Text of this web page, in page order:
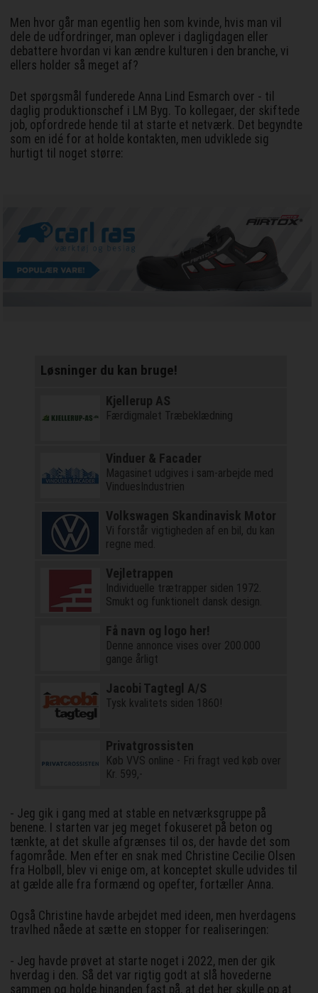
Men hvor går man egentlig hen som kvinde, hvis man vil
dele de udfordringer, man oplever i dagligdagen eller
debattere hvordan vi kan ændre kulturen i den branche, vi
ellers holder så meget af?
Det spørgsmål funderede Anna Lind Esmarch over - til
daglig produktionschef i LM Byg. To kollegaer, der skiftede
job, opfordrede hende til at starte et netværk. Det begyndte
som en idé for at holde kontakten, men udviklede sig
hurtigt til noget større:
Løsninger du kan bruge!
Kjellerup AS
Færdigmalet Træbeklædning
Vinduer & Facader
Magasinet udgives i sam-arbejde med
VinduesIndustrien
Volkswagen Skandinavisk Motor
Vi forstår vigtigheden af en bil, du kan
regne med.
Vejletrappen
Individuelle trætrapper siden 1972.
Smukt og funktionelt dansk design.
Få navn og logo her!
Denne annonce vises over 200.000
gange årligt
Jacobi Tagtegl A/S
Tysk kvalitets siden 1860!
Privatgrossisten
Køb VVS online - Fri fragt ved køb over
Kr. 599,-
- Jeg gik i gang med at stable en netværksgruppe på
benene. I starten var jeg meget fokuseret på beton og
tænkte, at det skulle afgrænses til os, der havde det som
fagområde. Men efter en snak med Christine Cecilie Olsen
fra Holbøll, blev vi enige om, at konceptet skulle udvides til
at gælde alle fra formænd og opefter, fortæller Anna.
Også Christine havde arbejdet med ideen, men hverdagens
travlhed nåede at sætte en stopper for realiseringen:
- Jeg havde prøvet at starte noget i 2022, men der gik
hverdag i den. Så det var rigtig godt at slå hovederne
sammen og holde hinanden fast på, at det her skulle op at